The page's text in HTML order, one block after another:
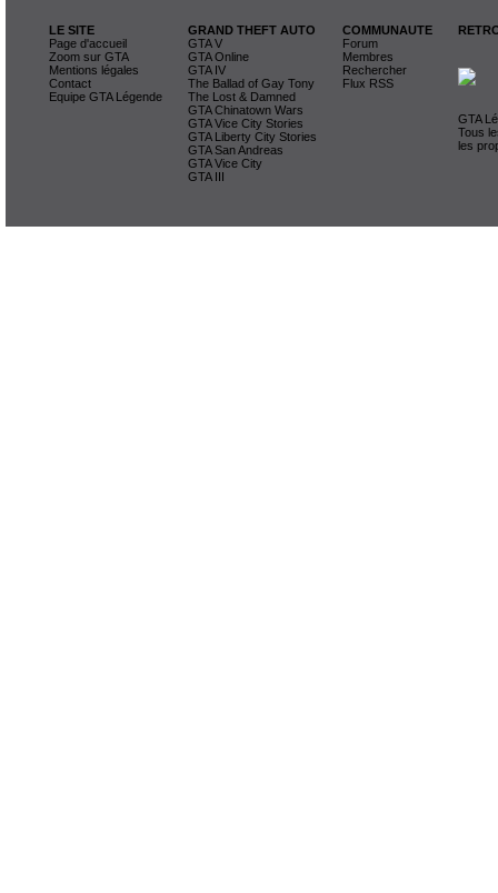
LE SITE
Page d'accueil
Zoom sur GTA
Mentions légales
Contact
Equipe GTA Légende
GRAND THEFT AUTO
GTA V
GTA Online
GTA IV
The Ballad of Gay Tony
The Lost & Damned
GTA Chinatown Wars
GTA Vice City Stories
GTA Liberty City Stories
GTA San Andreas
GTA Vice City
GTA III
COMMUNAUTE
Forum
Membres
Rechercher
Flux RSS
GTA
Tous
les